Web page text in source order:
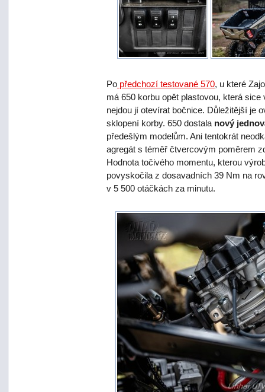
Po předchozí testované 570, u které
má 650 korbu opět plastovou, která
nejdou jí otevírat bočnice. Důležitější je
sklopení korby. 650 dostala nový
předešlým modelům. Ani tentokrát
agregát s téměř čtvercovým poměrem
Hodnota točivého momentu, kterou
povyskočila z dosavadních 39 Nm na
v 5 500 otáčkách za minutu.